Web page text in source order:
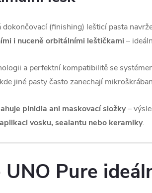
(finishing) lešticí pasta
i nuceně orbitálními leštičkami –
a perfektní kompatibilitě se
jiné pasty často zanechají
plnidla ani maskovací složky–
vosku, sealantu nebo keramiky.
Pure